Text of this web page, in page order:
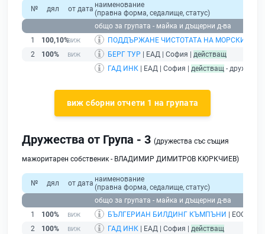
№ дял от дата наименование
(правна форма, седалище, статус)
общо за групата - майка и дъщерни д-ва
1
100,10%
ПОДДЪРЖАНЕ ЧИСТОТАТА НА МОРСКИТЕ
2
100% БЕРГ ТУР | ЕАД | София | действащ
ГАД ИНК | ЕАД | София | действащ -
виж сборни отчети 1 на групата
Дружества от Група - 3 (дружества със същия
мажоритарен собственик - ВЛАДИМИР ДИМИТРОВ КЮРКЧИЕВ)
№ дял от дата наименование
(правна форма, седалище, статус)
общо за групата - майка и дъщерни д-ва
1
100% БЪЛГЕРИАН БИЛДИНГ КЪМПЪНИ
| ЕООД |
2
100% ГАД ИНК | ЕАД | София | действащ